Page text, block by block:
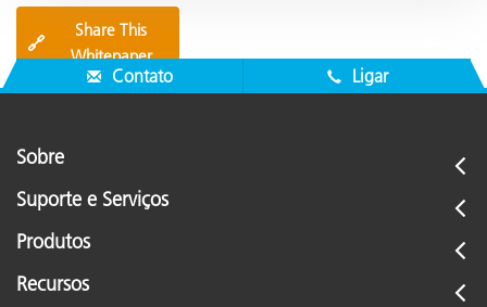
🔗
Share This
Whitepaper
Contato Ligar
Sobre
Suporte e Serviços
Produtos
Recursos